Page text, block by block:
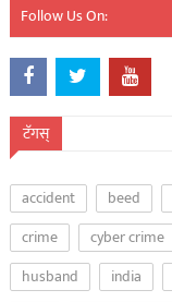
Follow Us On:
टॅगस्
accident beed
crime
cyber crime
husband
india